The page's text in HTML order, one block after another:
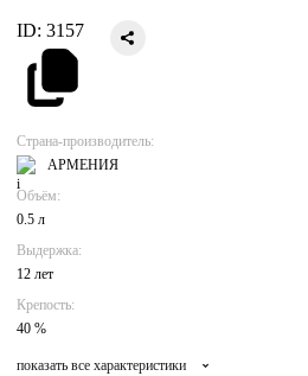
ID: 3157
Страна-производитель:
АРМЕНИЯ
Объём:
0.5 л
Выдержка:
12 лет
Крепость:
40 %
показать все характеристики